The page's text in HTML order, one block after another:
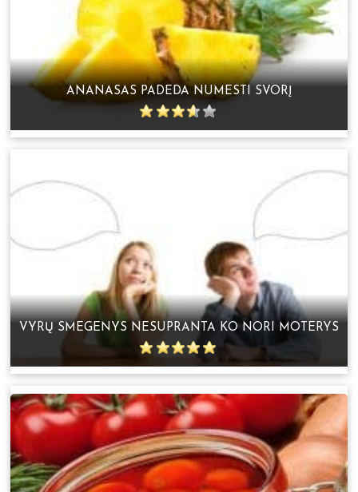
ANANASAS PADEDA NUMESTI SVORĮ
VYRŲ SMEGENYS NESUPRANTA KO NORI MOTERYS